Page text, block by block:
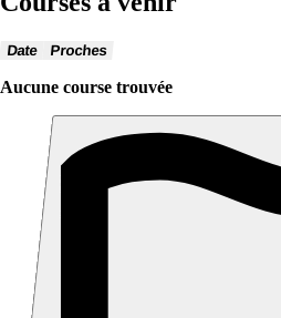
Date Proches
Aucune course trouvée